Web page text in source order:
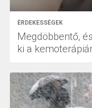
ÉRDEKESSÉGEK
Megdöbbentő,
ki a